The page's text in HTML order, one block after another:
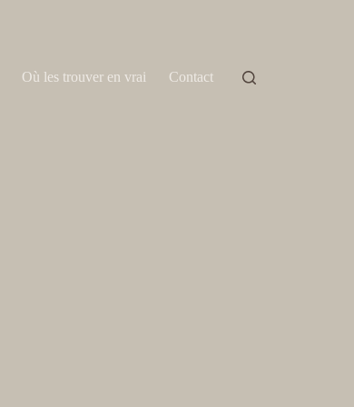
Où les trouver en vrai Contact